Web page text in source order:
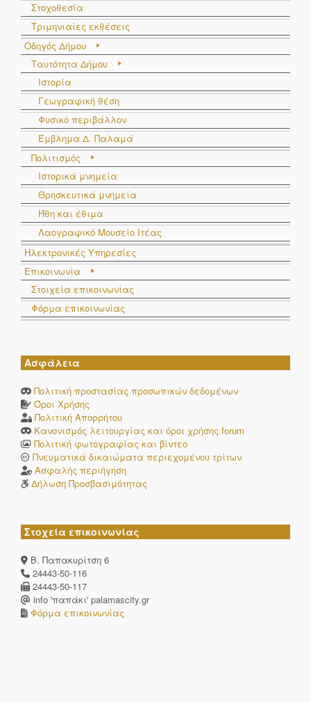
Στοχοθεσία
Τριμηνιαίες εκθέσεις
Οδηγός Δήμου
Ταυτότητα Δήμου
Ιστορία
Γεωγραφική θέση
Φυσικό περιβάλλον
Έμβλημα Δ. Παλαμά
Πολιτισμός
Ιστορικά μνημεία
Θρησκευτικά μνημεία
Ήθη και έθιμα
Λαογραφικό Μουσείο Ιτέας
Ηλεκτρονικές Υπηρεσίες
Επικοινωνία
Στοιχεία επικοινωνίας
Φόρμα επικοινωνίας
Ασφάλεια
Πολιτική προστασίας προσωπικών δεδομένων
Όροι Χρήσης
Πολιτική Απορρήτου
Κανονισμός λειτουργίας και όροι χρήσης forum
Πολιτική φωτογραφίας και βίντεο
Πνευματικά δικαιώματα περιεχομένου τρίτων
Ασφαλής περιήγηση
Δήλωση Προσβασιμότητας
Στοχεία επικοινωνίας
Β. Παπακυρίτση 6
24443-50-116
24443-50-117
info 'παπάκι' palamascity.gr
Φόρμα επικοινωνίας